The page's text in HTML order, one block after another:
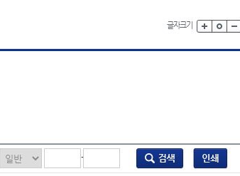
글자크기
-